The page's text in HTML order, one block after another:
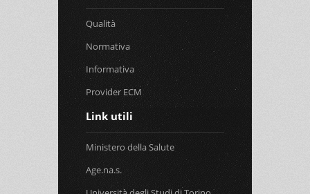
Qualità
Normativa
Informativa
Provider ECM
Link utili
Ministero della Salute
Age.na.s.